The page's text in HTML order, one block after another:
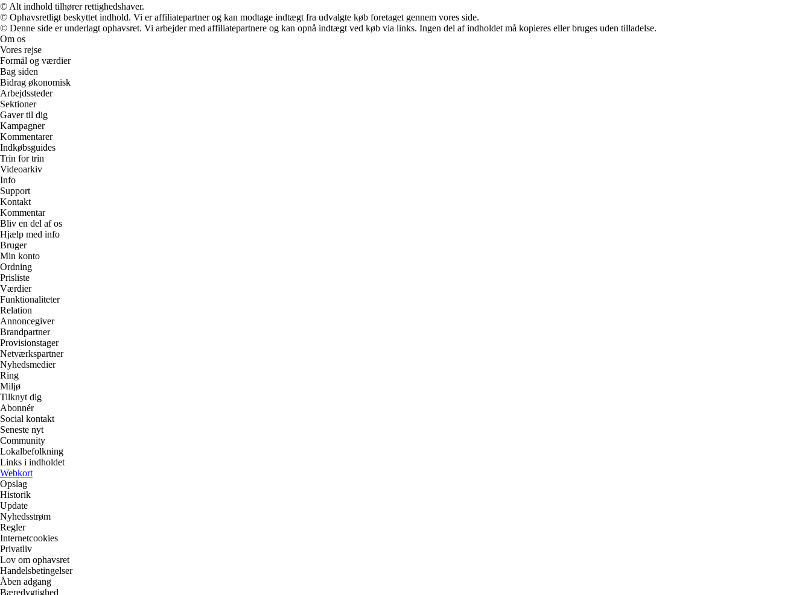
© Alt indhold tilhører rettighedshaver.
© Ophavsretligt beskyttet indhold. Vi er affiliatepartner og kan modtage indtægt fra udvalgte køb foretaget gennem vores side.
© Denne side er underlagt ophavsret. Vi arbejder med affiliatepartnere og kan opnå indtægt ved køb via links. Ingen del af indholdet må kopieres eller bruges uden tilladelse.
Om os
Vores rejse
Formål og værdier
Bag siden
Bidrag økonomisk
Arbejdssteder
Sektioner
Gaver til dig
Kampagner
Kommentarer
Indkøbsguides
Trin for trin
Videoarkiv
Info
Support
Kontakt
Kommentar
Bliv en del af os
Hjælp med info
Bruger
Min konto
Ordning
Prisliste
Værdier
Funktionaliteter
Relation
Annoncegiver
Brandpartner
Provisionstager
Netværkspartner
Nyhedsmedier
Ring
Miljø
Tilknyt dig
Abonnér
Social kontakt
Seneste nyt
Community
Lokalbefolkning
Links i indholdet
Webkort
Opslag
Historik
Update
Nyhedsstrøm
Regler
Internetcookies
Privatliv
Lov om ophavsret
Handelsbetingelser
Åben adgang
Bæredygtighed